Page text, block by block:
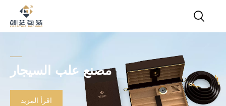
مصنع علب السيجار
اقرأ المزيد